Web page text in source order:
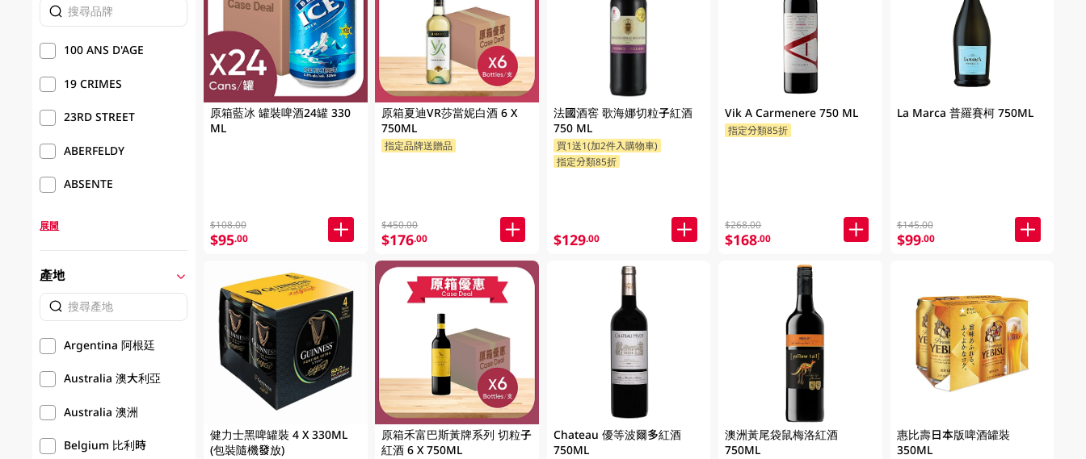
100 ANS D'AGE
19 CRIMES
23RD STREET
ABERFELDY
ABSENTE
展開
產地
Argentina 阿根廷
Australia 澳大利亞
Australia 澳洲
Belgium 比利時
原箱藍冰 罐裝啤酒24罐 330
ML
$108.00
$95.00
原箱夏迪VR莎當妮白酒 6 X
750ML
指定品牌送贈品
$450.00
$176.00
法國酒窖 歌海娜切粒子紅酒
750 ML
買1送1(加2件入購物車)
指定分類85折
$129.00
Vik A Carmenere 750 ML
指定分類85折
$268.00
$168.00
La Marca 普羅賽柯 750ML
$145.00
$99.00
健力士黑啤罐裝 4 X 330ML
(包裝隨機發放)
原箱禾富巴斯黃牌系列 切粒子
紅酒 6 X 750ML
Chateau 優等波爾多紅酒
750ML
澳洲黃尾袋鼠梅洛紅酒
750ML
惠比壽日本版啤酒罐裝
350ML